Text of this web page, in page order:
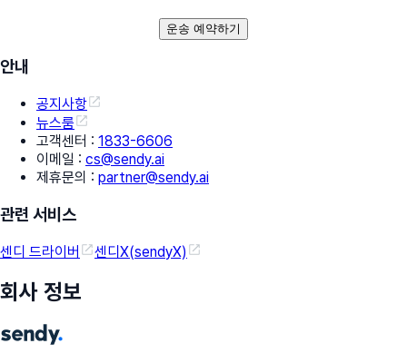
운송 예약하기
안내
공지사항
뉴스룸
고객센터 : 1833-6606
이메일 : cs@sendy.ai
제휴문의 : partner@sendy.ai
관련 서비스
센디 드라이버 센디X(sendyX)
회사 정보